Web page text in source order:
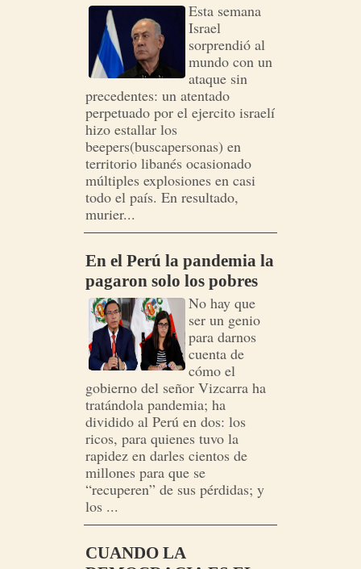
Esta semana
Israel
sorprendió al
mundo con un
ataque sin
precedentes: un atentado
perpetuado por el ejercito israelí
hizo estallar los
beepers(buscapersonas) en
territorio libanés ocasionado
múltiples explosiones en casi
todo el país. En resultado,
murier...
En el Perú la pandemia la
pagaron solo los pobres
No hay que
ser un genio
para darnos
cuenta de
cómo el
gobierno del señor Vizcarra ha
tratándola pandemia; ha
dividido al Perú en dos: los
ricos, para quienes tuvo la
rapidez en darles cientos de
millones para que se
“recuperen” de sus pérdidas; y
los ...
CUANDO LA